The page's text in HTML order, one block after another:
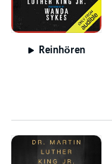
Reinhören